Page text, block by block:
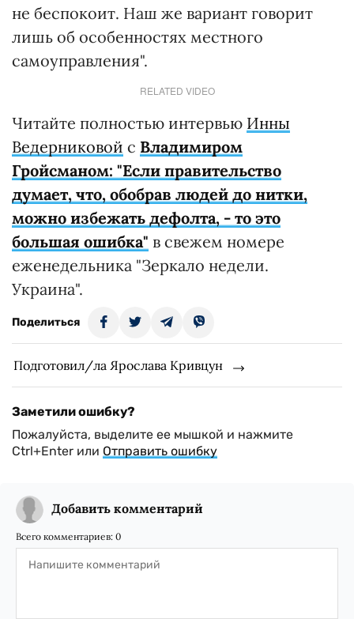
не беспокоит. Наш же вариант говорит
лишь об особенностях местного
самоуправления".
RELATED VIDEO
Читайте полностью интервью Инны
Ведерниковой с Владимиром
Гройсманом: "Если правительство
думает, что, обобрав людей до нитки,
можно избежать дефолта, - то это
большая ошибка" в свежем номере
еженедельника "Зеркало недели.
Украина".
Поделиться
Подготовил/ла Ярослава Кривцун
Заметили ошибку?
Пожалуйста, выделите ее мышкой и нажмите
Ctrl+Enter или Отправить ошибку
Добавить комментарий
Всего комментариев: 0